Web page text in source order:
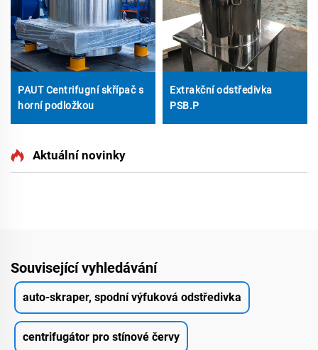
PAUT Centrifugní skřípač s
horní podložkou
Extrakční odstředivka
PSB.P
Aktuální novinky
Související vyhledávání
auto-skraper, spodní výfuková odstředivka
centrifugátor pro stínové červy